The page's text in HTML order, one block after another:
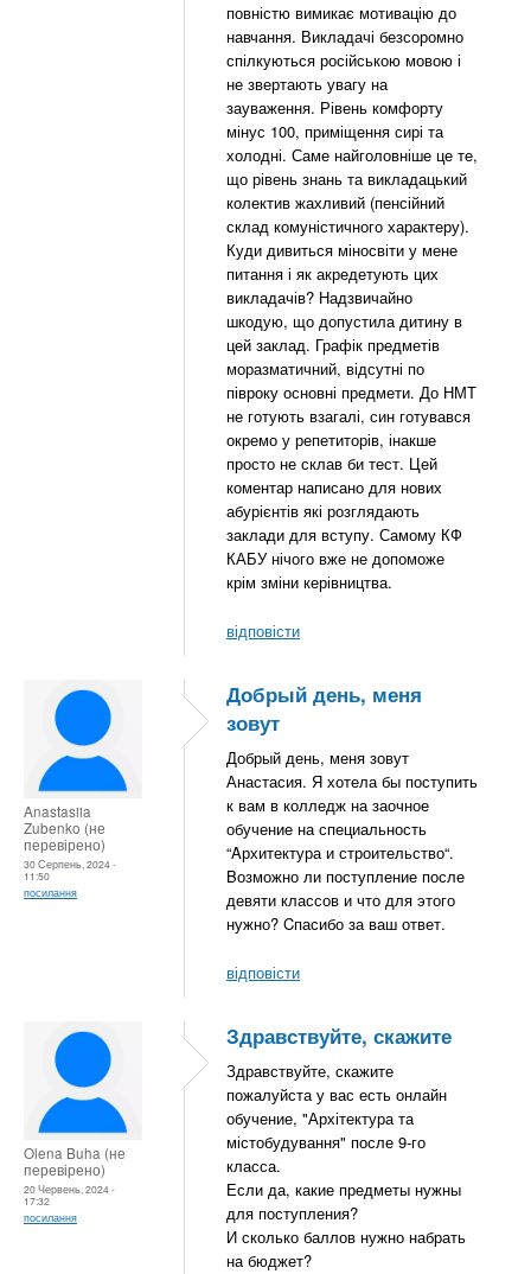
повністю вимикає мотивацію до
навчання. Викладачі безсоромно
спілкуються російською мовою і
не звертають увагу на
зауваження. Рівень комфорту
мінус 100, приміщення сирі та
холодні. Саме найголовніше це те,
що рівень знань та викладацький
колектив жахливий (пенсійний
склад комуністичного характеру).
Куди дивиться міносвіти у мене
питання і як акредетують цих
викладачів? Надзвичайно
шкодую, що допустила дитину в
цей заклад. Графік предметів
моразматичний, відсутні по
півроку основні предмети. До НМТ
не готують взагалі, син готувався
окремо у репетиторів, інакше
просто не склав би тест. Цей
коментар написано для нових
абурієнтів які розглядають
заклади для вступу. Самому КФ
КАБУ нічого вже не допоможе
крім зміни керівництва.
відповісти
Anastasiia
Zubenko (не
перевірено)
30 Серпень, 2024 -
11:50
посилання
Добрый день, меня
зовут
Добрый день, меня зовут
Анастасия. Я хотела бы поступить
к вам в колледж на заочное
обучение на специальность
“Aрхитектура и строительство“.
Bозможно ли поступление после
девяти классов и что для этого
нужно? Cпасибо за ваш ответ.
відповісти
Olena Buha (не
перевірено)
20 Червень, 2024 -
17:32
посилання
Здравствуйте, скажите
Здравствуйте, скажите
пожалуйста у вас есть онлайн
обучение, "Архітектура та
містобудування" после 9-го
класса.
Если да, какие предметы нужны
для поступления?
И сколько баллов нужно набрать
на бюджет?